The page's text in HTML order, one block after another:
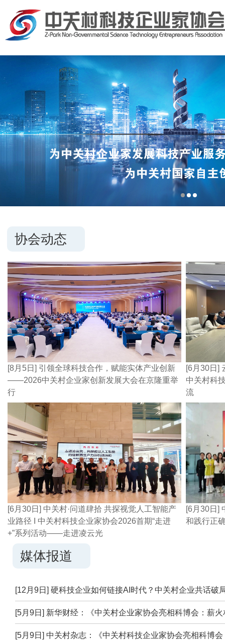
协会动态
[8月5日] 引领全球科技合作，赋能实体产业创新
——2026中关村企业家创新发展大会在京隆重举
行
[6月30日]
中关村科
流
[6月30日] 中关村·问道肆拾 共探视觉人工智能产
业路径 I 中关村科技企业家协会2026首期“走进
+”系列活动——走进凌云光
[6月30日]
和践行正
媒体报道
[12月9日] 硬科技企业如何链接AI时代？中关村企业共话破
[5月9日] 新华财经：《中关村企业家协会亮相科博会：薪
[5月9日] 中关村杂志：《中关村科技企业家协会亮相科博